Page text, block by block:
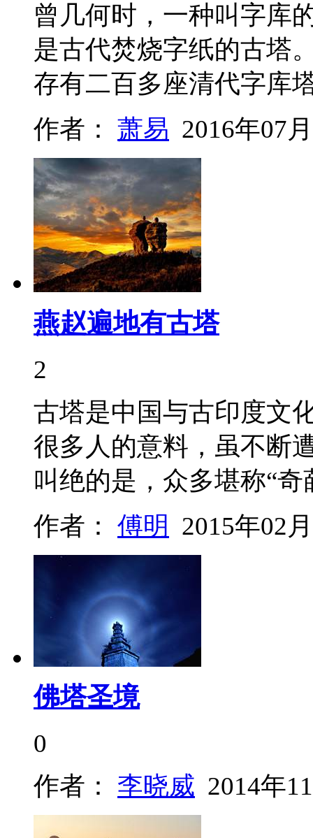
曾几何时，一种叫字库
是古代焚烧字纸的古塔
存有二百多座清代字
作者： 萧易 2016年07
燕赵遍地有古塔
2
古塔是中国与古印度文
很多人的意料，虽不断
叫绝的是，众多堪称“
作者： 傅明 2015年02
佛塔圣境
0
作者： 李晓威 2014年